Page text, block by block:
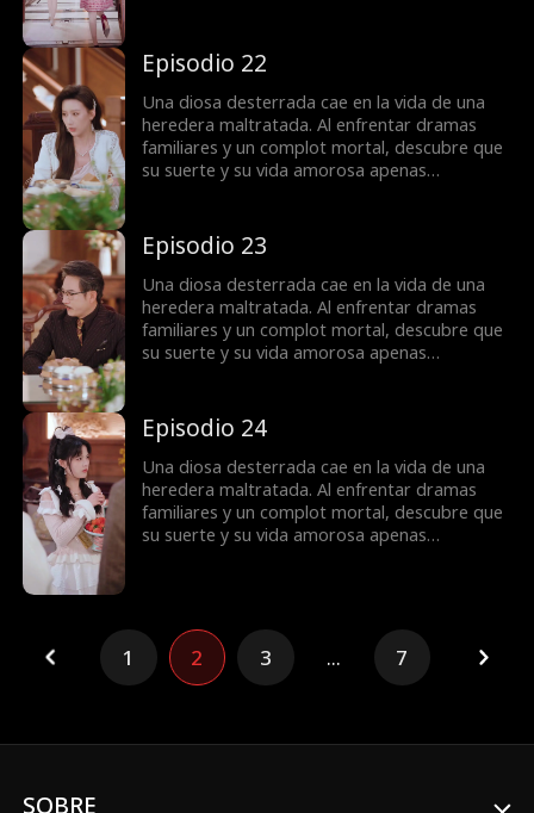
Episodio 22
Una diosa desterrada cae en la vida de una
heredera maltratada. Al enfrentar dramas
familiares y un complot mortal, descubre que
su suerte y su vida amorosa apenas
Episodio 23
Una diosa desterrada cae en la vida de una
heredera maltratada. Al enfrentar dramas
familiares y un complot mortal, descubre que
su suerte y su vida amorosa apenas
Episodio 24
Una diosa desterrada cae en la vida de una
heredera maltratada. Al enfrentar dramas
familiares y un complot mortal, descubre que
su suerte y su vida amorosa apenas
1 2 3 ... 7
SOBRE